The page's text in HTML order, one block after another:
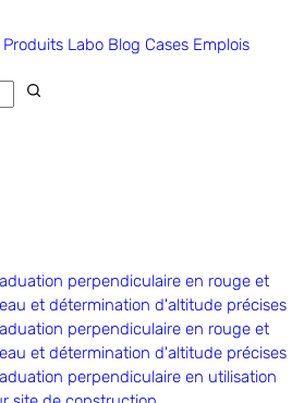
Produits Labo Blog Cases Emplois